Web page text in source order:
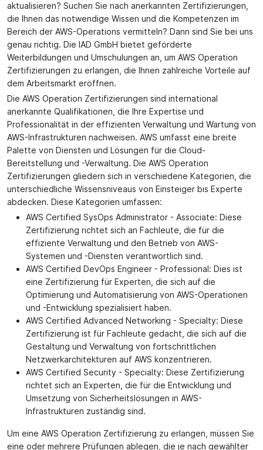
aktualisieren? Suchen Sie nach anerkannten Zertifizierungen,
die Ihnen das notwendige Wissen und die Kompetenzen im
Bereich der AWS-Operations vermitteln? Dann sind Sie bei uns
genau richtig. Die IAD GmbH bietet geförderte
Weiterbildungen und Umschulungen an, um AWS Operation
Zertifizierungen zu erlangen, die Ihnen zahlreiche Vorteile auf
dem Arbeitsmarkt eröffnen.
Die AWS Operation Zertifizierungen sind international
anerkannte Qualifikationen, die Ihre Expertise und
Professionalität in der effizienten Verwaltung und Wartung von
AWS-Infrastrukturen nachweisen. AWS umfasst eine breite
Palette von Diensten und Lösungen für die Cloud-
Bereitstellung und -Verwaltung. Die AWS Operation
Zertifizierungen gliedern sich in verschiedene Kategorien, die
unterschiedliche Wissensniveaus von Einsteiger bis Experte
abdecken. Diese Kategorien umfassen:
AWS Certified SysOps Administrator - Associate: Diese
Zertifizierung richtet sich an Fachleute, die für die
effiziente Verwaltung und den Betrieb von AWS-
Systemen und -Diensten verantwortlich sind.
AWS Certified DevOps Engineer - Professional: Dies ist
eine Zertifizierung für Experten, die sich auf die
Optimierung und Automatisierung von AWS-Operationen
und -Entwicklung spezialisiert haben.
AWS Certified Advanced Networking - Specialty: Diese
Zertifizierung ist für Fachleute gedacht, die sich auf die
Gestaltung und Verwaltung von fortschrittlichen
Netzwerkarchitekturen auf AWS konzentrieren.
AWS Certified Security - Specialty: Diese Zertifizierung
richtet sich an Experten, die für die Entwicklung und
Umsetzung von Sicherheitslösungen in AWS-
Infrastrukturen zuständig sind.
Um eine AWS Operation Zertifizierung zu erlangen, müssen Sie
eine oder mehrere Prüfungen ablegen, die je nach gewählter